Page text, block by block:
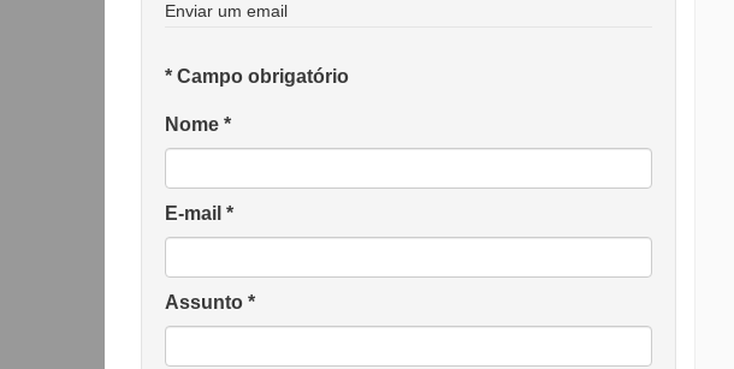
Enviar um email
* Campo obrigatório
Nome *
E-mail *
Assunto *